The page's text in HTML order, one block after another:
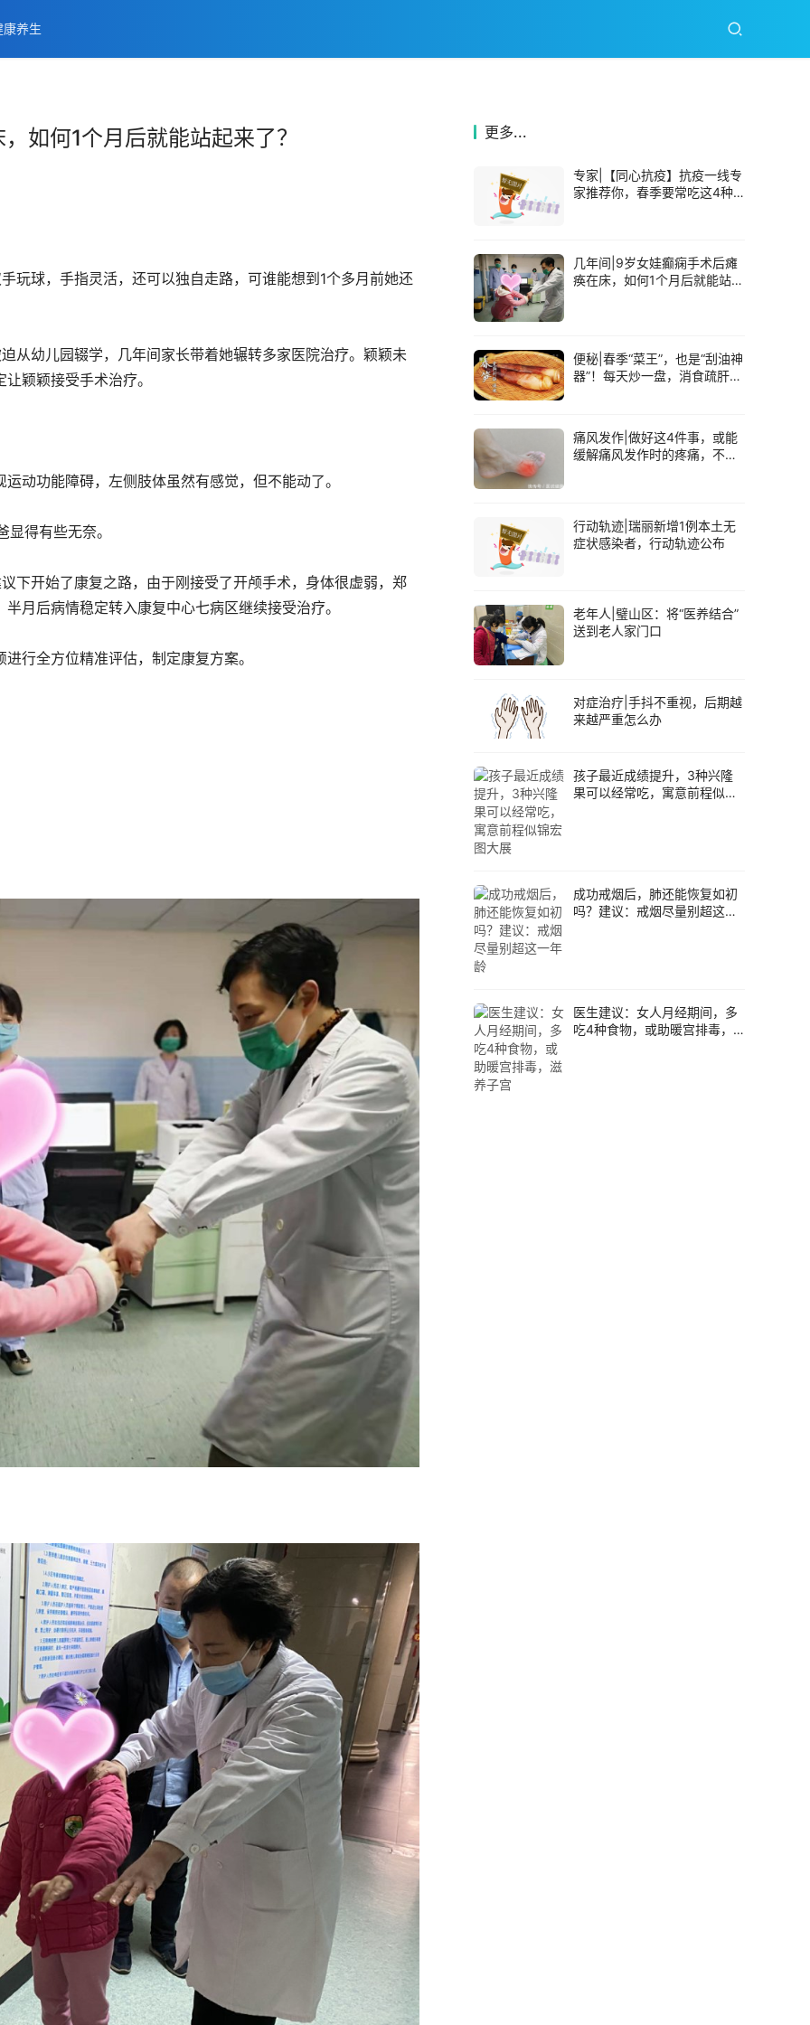
康养生
如何1个月后就能站起来了？
玩球，手指灵活，还可以独自走路，可谁能想到1个多月前她还
从幼儿园辍学，几年间家长带着她辗转多家医院治疗。颖颖未
颖颖接受手术治疗。
动功能障碍，左侧肢体虽然有感觉，但不能动了。
得有些无奈。
下开始了康复之路，由于刚接受了开颅手术，身体很虚弱，郑
月后病情稳定转入康复中心七病区继续接受治疗。
行全方位精准评估，制定康复方案。
更多...
专家|【同心抗疫】抗疫一线专
家推荐你，春季要常吃这4种
几年间|9岁女娃癫痫手术后瘫
痪在床，如何1个月后就能站起
便秘|春季“菜王”，也是“刮油神
器”！每天炒一盘，消食疏肝，
痛风发作|做好这4件事，或能
缓解痛风发作时的疼痛，不可
行动轨迹|瑞丽新增1例本土无
症状感染者，行动轨迹公布
老年人|璧山区：将“医养结合”
送到老人家门口
对症治疗|手抖不重视，后期越
来越严重怎么办
孩子最近成绩提升，3种兴隆
果可以经常吃，寓意前程似锦
成功戒烟后，肺还能恢复如初
吗？建议：戒烟尽量别超这一
医生建议：女人月经期间，多
吃4种食物，或助暖宫排毒，